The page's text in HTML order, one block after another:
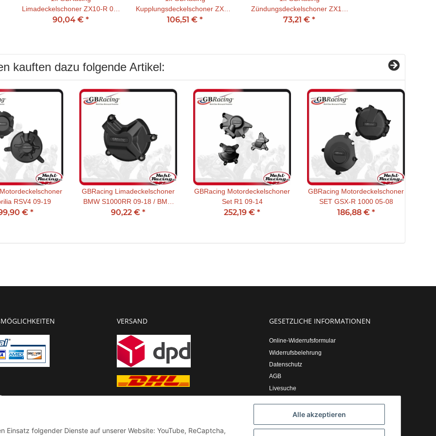
Alle akzeptieren
Einsatz folgender Dienste auf unserer Website: YouTube, ReCaptcha,
Limadeckelschoner ZX10-R 08-
10
90,04 € *
Kupplungsdeckelschoner ZX10-
R 08-10
106,51 €*
Zündungsdeckelschoner ZX10-
R 08-10
73,21 €*
kauften dazu folgende Artikel:
RSV4 09-19
€ *
GBRacing Limadeckelschoner
BMW S1000RR 09-18 / BMW
HP4 13-16 / BMW S1000R 14-
90,22 € *
GBRacing Motordeckelschoner
Set R1 09-14
252,19 € *
GBRacing Motordeckelschoner
SET GSX-R 1000 05-08
186,88 € *
VERSAND GESETZLICHE INFORMATIONEN
Online-Widerrufsformular
Widerrufsbelehrung
Datenschutz
AGB
Livesuche
Impressum